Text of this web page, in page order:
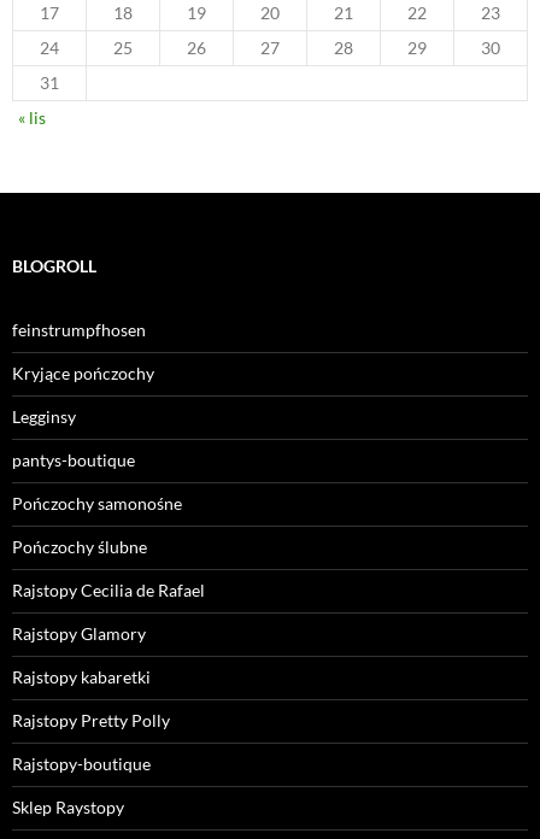
17
18 19 20 21 22
23
24
25 26 27 28 29
30
31
« lis
BLOGROLL
feinstrumpfhosen
Kryjące pończochy
Legginsy
pantys-boutique
Pończochy samonośne
Pończochy ślubne
Rajstopy Cecilia de Rafael
Rajstopy Glamory
Rajstopy kabaretki
Rajstopy Pretty Polly
Rajstopy-boutique
Sklep Raystopy